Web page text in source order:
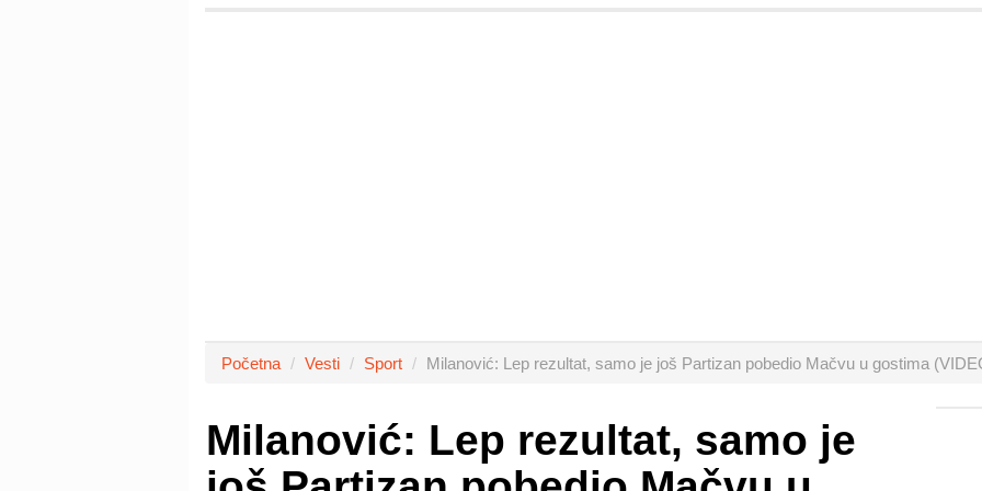
Početna Vesti Sport Milanović: Lep rezultat, samo je još Partizan pobedio Mačvu u gostima
Milanović: Lep rezultat, samo je